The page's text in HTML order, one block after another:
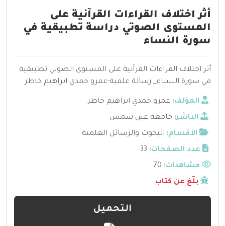
أثر اختلاف القراءات القرآنية على
المستوى الصوتي دراسة تطبيقية في
سورة النساء
أثر اختلاف القراءات القرآنية على المستوى الصوتي تطبيقية
في سورة النساء_ رسالة علمية-عمرو حمدي ابراهيم خاطر .
المؤلف: عمرو حمدي ابراهيم خاطر
الناشر: جامعة عين شمس
الأقسام: البحوث والرسائل العلمية
عدد الصفحات: 33
مشاهدات:
بلّغ عن كتاب
التحميل